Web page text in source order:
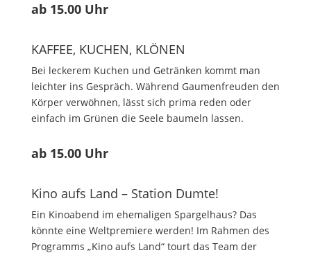
ab 15.00 Uhr
KAFFEE, KUCHEN, KLÖNEN
Bei leckerem Kuchen und Getränken kommt man
leichter ins Gespräch. Während Gaumenfreuden den
Körper verwöhnen, lässt sich prima reden oder
einfach im Grünen die Seele baumeln lassen.
ab 15.00 Uhr
Kino aufs Land – Station Dumte!
Ein Kinoabend im ehemaligen Spargelhaus? Das
könnte eine Weltpremiere werden! Im Rahmen des
Programms „Kino aufs Land“ tourt das Team der